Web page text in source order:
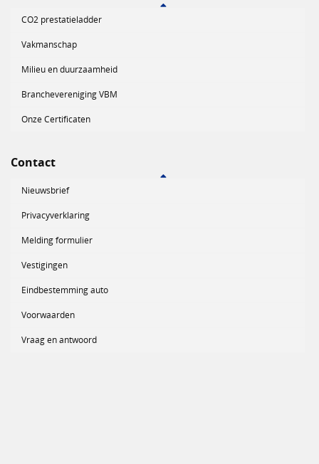
CO2 prestatieladder
Vakmanschap
Milieu en duurzaamheid
Branchevereniging VBM
Onze Certificaten
Contact
Nieuwsbrief
Privacyverklaring
Melding formulier
Vestigingen
Eindbestemming auto
Voorwaarden
Vraag en antwoord